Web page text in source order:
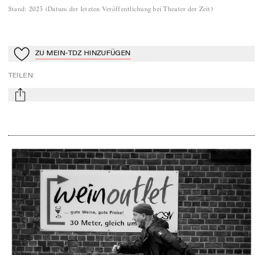
Stand: 2023 (Datum der letzten Veröffentlichung bei Theater der Zeit )
Zu Mein-TdZ hinzufügen
ZU MEIN-TDZ HINZUFÜGEN
TEILEN:
mail